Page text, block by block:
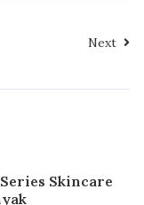
Next
Skincare